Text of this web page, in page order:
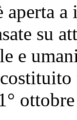
aperta
su
e